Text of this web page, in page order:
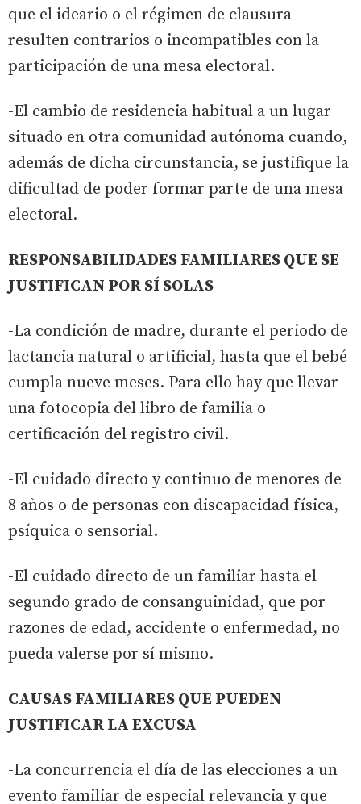
que el ideario o el régimen de clausura
resulten contrarios o incompatibles con la
participación de una mesa electoral.
-El cambio de residencia habitual a un lugar
situado en otra comunidad autónoma cuando,
además de dicha circunstancia, se justifique la
dificultad de poder formar parte de una mesa
electoral.
RESPONSABILIDADES FAMILIARES QUE SE
JUSTIFICAN POR SÍ SOLAS
-La condición de madre, durante el periodo de
lactancia natural o artificial, hasta que el bebé
cumpla nueve meses. Para ello hay que llevar
una fotocopia del libro de familia o
certificación del registro civil.
-El cuidado directo y continuo de menores de
8 años o de personas con discapacidad física,
psíquica o sensorial.
-El cuidado directo de un familiar hasta el
segundo grado de consanguinidad, que por
razones de edad, accidente o enfermedad, no
pueda valerse por sí mismo.
CAUSAS FAMILIARES QUE PUEDEN
JUSTIFICAR LA EXCUSA
-La concurrencia el día de las elecciones a un
evento familiar de especial relevancia y que